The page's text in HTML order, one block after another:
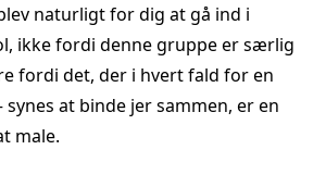
naturligt for dig at gå ind i
ikke fordi denne gruppe er særlig
fordi det, der i hvert fald for en
at binde jer sammen, er en
male.